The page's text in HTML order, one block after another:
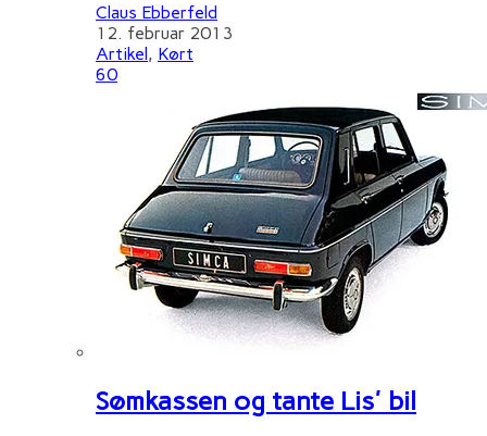
Claus Ebberfeld
12. februar 2013
Artikel, Kørt
60
Sømkassen og tante Lis' bil